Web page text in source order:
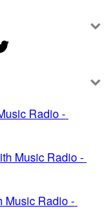
Radio -
Music Radio -
Music Radio -